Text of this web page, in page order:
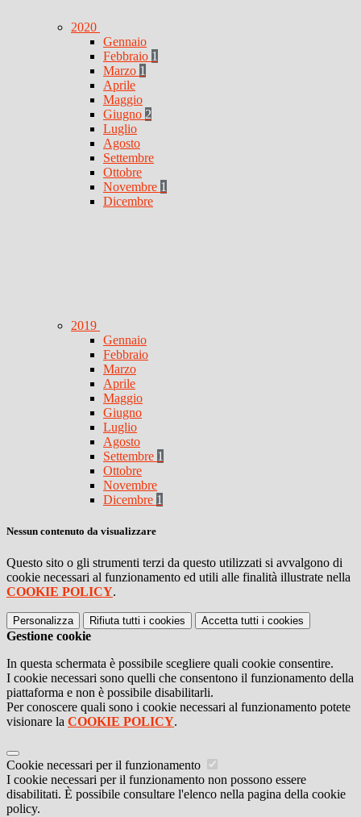
2020
Gennaio
Febbraio 1
Marzo 1
Aprile
Maggio
Giugno 2
Luglio
Agosto
Settembre
Ottobre
Novembre 1
Dicembre
2019
Gennaio
Febbraio
Marzo
Aprile
Maggio
Giugno
Luglio
Agosto
Settembre 1
Ottobre
Novembre
Dicembre 1
Nessun contenuto da visualizzare
Questo sito o gli strumenti terzi da questo utilizzati si avvalgono di
cookie necessari al funzionamento ed utili alle finalità illustrate nella
COOKIE POLICY.
Personalizza Rifiuta tutti i cookies Accetta tutti i cookies
Gestione cookie
In questa schermata è possibile scegliere quali cookie consentire.
I cookie necessari sono quelli che consentono il funzionamento della
piattaforma e non è possibile disabilitarli.
Per conoscere quali sono i cookie necessari al funzionamento potete
visionare la COOKIE POLICY.
Cookie necessari per il funzionamento
I cookie necessari per il funzionamento non possono essere
disabilitati. È possibile consultare l'elenco nella pagina della cookie
policy.